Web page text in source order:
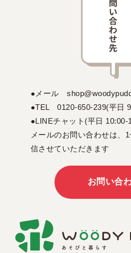
●メール
●TEL 0120-650-239(平日
●LINEチャット(平日 10:00-
メールのお問い合わせは、
信させていただきます
お問い合